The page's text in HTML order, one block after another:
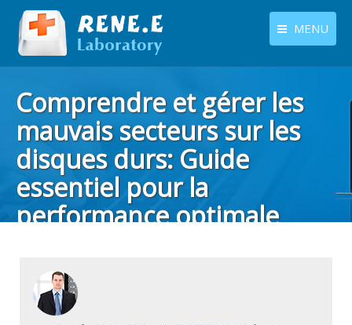
MENU
Centre de téléchargement
Boutique
Tutoriels
Contactez-nous
Langues
Comprendre et gérer les
mauvais secteurs sur les
disques durs: Guide
essentiel pour la
performance optimale